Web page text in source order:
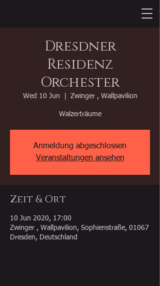
Dresdner
Residenz
Orchester
Wed 10 Jun Zwinger , Wallpavilion
Walzerträume
Anmeldung abgeschlossen
Veranstaltungen ansehen
Zeit & Ort
10 Jun 2020, 17:00
Zwinger , Wallpavilion, Sophienstraße, 01067
Dresden, Deutschland